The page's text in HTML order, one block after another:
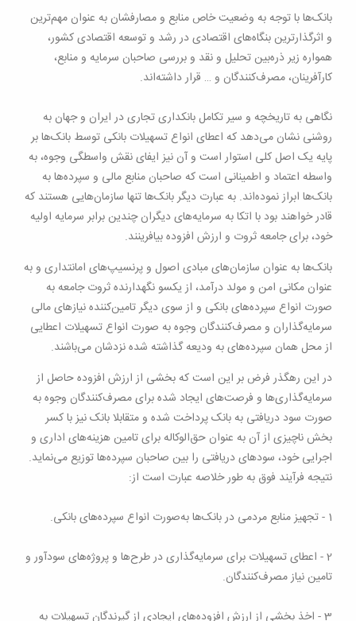
بانک‌ها با توجه به وضعیت خاص منابع و مصارفشان به عنوان مهم‌ترین
و اثرگذار‌ترین بنگاه‌های اقتصادی در رشد و توسعه اقتصادی کشور،
همواره زیر ذره‌بین تحلیل و نقد و بررسی صاحبان سرمایه و منابع،
کارآفرینان، مصرف‌کنندگان و … قرار داشته‌اند.
نگاهی به تاریخچه و سیر تکامل بانکداری تجاری در ایران و جهان به
روشنی نشان می‌دهد که اعطای انواع تسهیلات بانکی توسط بانک‌ها بر
پایه یک اصل کلی استوار است و آن نیز ایفای نقش واسطگی وجوه، به
واسطه اعتماد و اطمینانی است که صاحبان منابع مالی و سپرده‌ها به
بانک‌ها ابراز نموده‌اند. به عبارت دیگر بانک‌ها تنها سازمان‌هایی هستند که
قادر خواهند بود با اتکا به سرمایه‌های دیگران چندین برابر سرمایه اولیه
خود، برای جامعه ثروت و ارزش افزوده بیافرینند.
بانک‌ها به عنوان سازمان‌های مبادی اصول و پرنسیپ‌های امانتداری و به
عنوان مکانی امن و مولد درآمد، از یکسو نگهدارنده ثروت جامعه به
صورت انواع سپرده‌های بانکی و از سوی دیگر تامین‌کننده نیازهای مالی
سرمایه‌گذاران و مصرف‌کنندگان وجوه به صورت انواع تسهیلات اعطایی
از محل همان سپرده‌های به ودیعه گذاشته شده نزدشان می‌باشند.
در این رهگذر فرض بر این است که بخشی از ارزش افزوده حاصل از
سرمایه‌گذاری‌ها و فرصت‌های ایجاد شده برای مصرف‌کنندگان وجوه به
صورت سود دریافتی به بانک پرداخت شده و متقابلا بانک نیز با کسر
بخش ناچیزی از آن به عنوان حق‌الوکاله برای تامین هزینه‌های اداری و
اجرایی خود، سود‌های دریافتی را بین صاحبان سپرده‌ها توزیع می‌نماید.
نتیجه فرآیند فوق به طور خلاصه عبارت است از:
1 - تجهیز منابع مردمی در بانک‌ها به‌صورت انواع سپرده‌های بانکی.
2 - اعطای تسهیلات برای سرمایه‌گذاری در طرح‌ها و پروژه‌های سودآور و
تامین نیاز مصرف‌کنندگان.
3 - اخذ بخشی از ارزش افزوده‌های ایجادی از گیرندگان تسهیلات به